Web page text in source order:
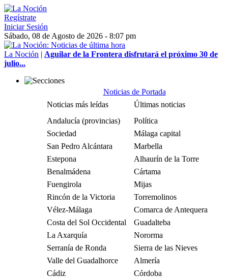
Regístrate
Iniciar Sesión
Sábado, 08 de Agosto de 2026 - 8:07 pm
La Noción | Aguilar de la Frontera disfrutará el próximo 30 de
julio...
Noticias de Portada
Noticias más leídas
Últimas noticias
Andalucía (provincias)
Política
Sociedad
Málaga capital
San Pedro Alcántara
Marbella
Estepona
Alhaurín de la Torre
Benalmádena
Cártama
Fuengirola
Mijas
Rincón de la Victoria
Torremolinos
Vélez-Málaga
Comarca de Antequera
Costa del Sol Occidental
Guadalteba
La Axarquía
Nororma
Serranía de Ronda
Sierra de las Nieves
Valle del Guadalhorce
Almería
Cádiz
Córdoba